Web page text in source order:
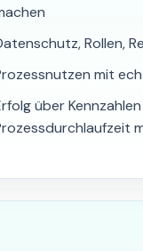
Rollen,
mit
über